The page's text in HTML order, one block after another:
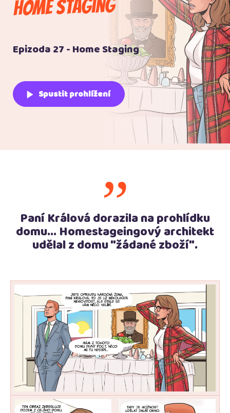
Home Staging
Epizoda 27 - Home Staging
play_arrow Spustit prohlížení
”
Paní Králová dorazila na prohlídku
domu... Homestageingový architekt
udělal z domu "žádané zboží".